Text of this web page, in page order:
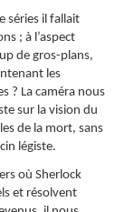
séries il fallait
; à l’aspect
de gros-plans,
les
? La caméra nous
sur la vision du
de la mort, sans
légiste.
où Sherlock
et résolvent